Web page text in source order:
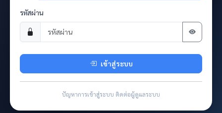
รหัสผ่าน
เข้าสู่ระบบ
ปัญหาการเข้าสู่ระบบ ติดต่อผู้ดูแลระบบ